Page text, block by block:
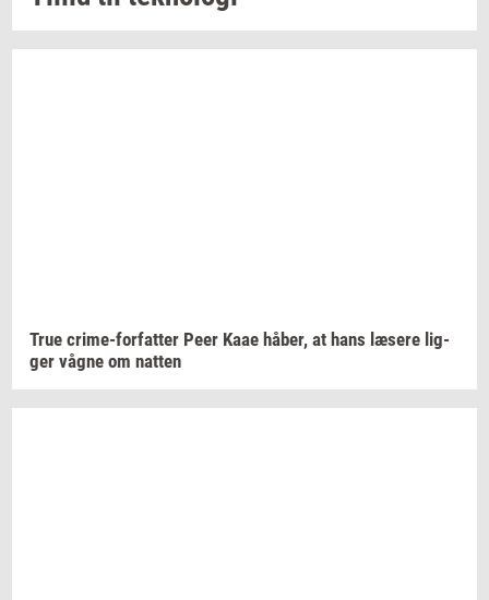
True crime-​forfatter Peer Kaae håber, at hans læ­se­re lig­
ger vågne om nat­ten